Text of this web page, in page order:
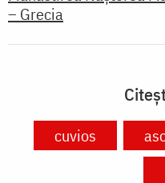
– Grecia
cuvios